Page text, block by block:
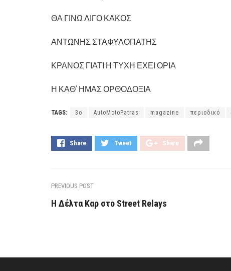
ΘΑ ΓΙΝΩ ΛΙΓΟ ΚΑΚΟΣ
ΑΝΤΩΝΗΣ ΣΤΑΦΥΛΟΠΑΤΗΣ
ΚΡΑΝΟΣ ΓΙΑΤΙ Η ΤΥΧΗ ΕΧΕΙ ΟΡΙΑ
Η ΚΑΘ’ ΗΜΑΣ ΟΡΘΟΔΟΞΙΑ
TAGS: 3ο AutoMotoPatras magazine περιοδικό
Share Tweet Share
PREVIOUS POST
Η Δέλτα Καρ στο Street Relays